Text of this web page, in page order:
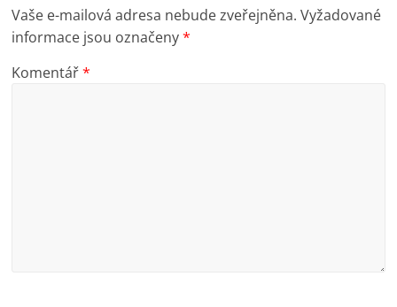
Vaše e-mailová adresa nebude zveřejněna. Vyžadované
informace jsou označeny*
Komentář*